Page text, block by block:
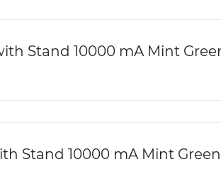
Stand 10000 mA Mint
Stand 10000 mA Mint Green